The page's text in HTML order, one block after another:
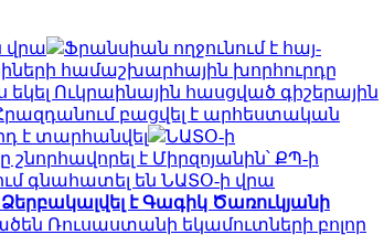
վրա
Ֆրանսիան ողջունում է հայ-
համաշխարհային խորհուրդը
եկել Ուկրաինային հասցված գիշերային
բացվել է արհեստական
է տարհանվել
ՆԱՏՕ-ի
շնորհավորել է Միրզոյանին՝ ՔՊ-ի
գնահատել են ՆԱՏՕ-ի վրա
Ձերբակալվել է Գագիկ Ծառուկյանի
Ռուսաստանի եկամուտների բոլոր